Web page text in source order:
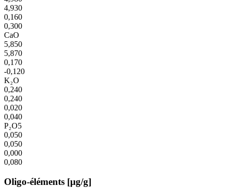
4,930
0,160
0,300
CaO
5,850
5,870
0,170
-0,120
K₂O
0,240
0,240
0,020
0,040
P₂O5
0,050
0,050
0,000
0,080
Oligo-éléments [µg/g]